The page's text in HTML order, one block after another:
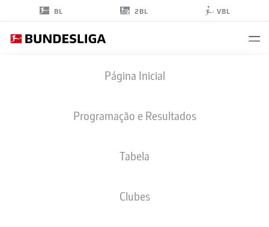
BL 2BL VBL
Página Inicial
Programação e Resultados
Tabela
Clubes